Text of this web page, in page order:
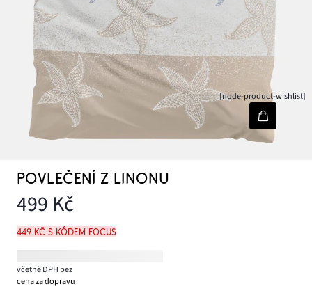
[node-product-wishlist]
POVLEČENÍ Z LINONU
499 Kč
449 Kč s kódem FOCUS
včetně DPH bez
cena za dopravu